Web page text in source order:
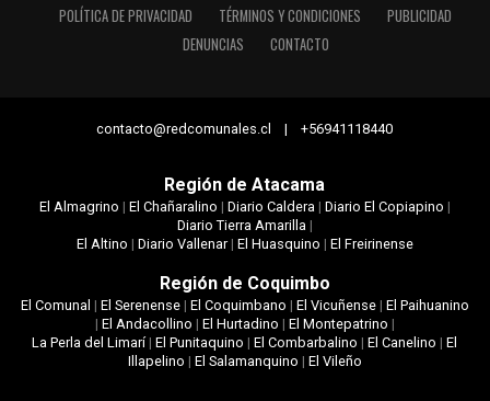
POLÍTICA DE PRIVACIDAD
TÉRMINOS Y CONDICIONES
PUBLICIDAD
DENUNCIAS
CONTACTO
contacto@redcomunales.cl | +56941118440
Región de Atacama
El Almagrino | El Chañaralino | Diario Caldera| Diario El Copiapino |
Diario Tierra Amarilla|
El Altino | Diario Vallenar| El Huasquino | El Freirinense
Región de Coquimbo
El Comunal | El Serenense| El Coquimbano | El Vicuñense| El Paihuanino
| El Andacollino | El Hurtadino | El Montepatrino |
La Perla del Limarí|El Punitaquino |El Combarbalino |El Canelino |El
Illapelino | El Salamanquino | El Vileño